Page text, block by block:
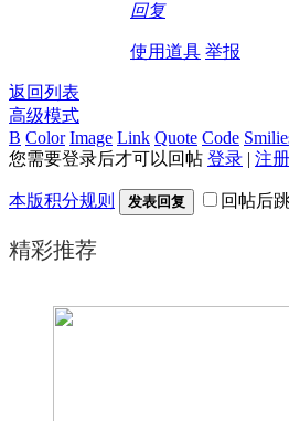
回复
使用道具 举报
返回列表
高级模式
B Color Image Link Quote Code
您需要登录后才可以回帖 登录 | 注
本版积分规则 发表回复 回帖后
精彩推荐